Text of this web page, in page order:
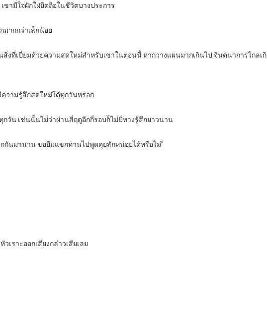
ามีใจฝักใฝ่ยึดถือในชีวิตบางประการ
มากกว่าเล็กน้อย
งที่เปี่ยมด้วยความสดใหม่สำหรับเขาในตอนนี้ หากวางแผนมากเกินไป จินตนาการไกล
วามรู้สึกสดใหม่ได้ทุกวันหรอก
วัน เช่นนั้นไม่ว่าผ่านสี่ฤดูอีกกี่รอบก็ไม่มีทางรู้สึกยาวนาน
กันมานาน ขอยืมแขกท่านไปพูดคุยสักหน่อยได้หรือไม่”
เราะออกเสียงกล่าวเสียเลย